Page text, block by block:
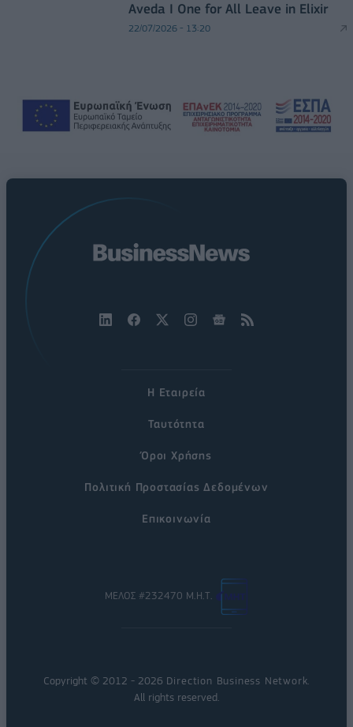
Aveda I One for All Leave in Elixir
22/07/2026 - 13:20
Η Εταιρεία
Ταυτότητα
Όροι Χρήσης
Πολιτική Προστασίας Δεδομένων
Επικοινωνία
ΜΕΛΟΣ #232470 Μ.Η.Τ.
Copyright © 2012 - 2026 Direction Business Network.
All rights reserved.